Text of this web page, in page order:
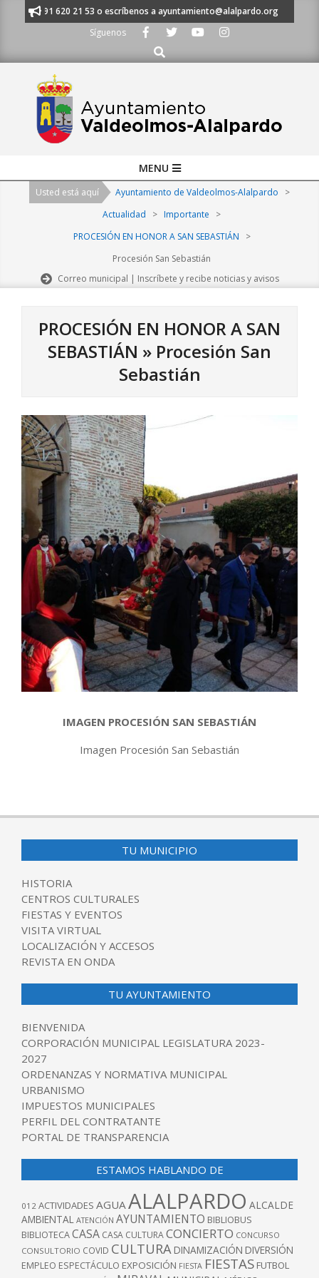
al 91 620 21 53 o escríbenos a ayuntamiento@alalpardo.org
Síguenos
Buscar
Navigation
MENU
Usted está aquí Ayuntamiento de Valdeolmos-Alalpardo
>
Actualidad
> Importante
>
PROCESIÓN EN HONOR A SAN SEBASTIÁN
>
Procesión San Sebastián
Correo municipal | Inscríbete y recibe noticias y avisos
PROCESIÓN EN HONOR A SAN
SEBASTIÁN » Procesión San
Sebastián
IMAGEN PROCESIÓN SAN SEBASTIÁN
Imagen Procesión San Sebastián
01-
TU MUNICIPIO
HISTORIA
CENTROS CULTURALES
FIESTAS Y EVENTOS
VISITA VIRTUAL
LOCALIZACIÓN Y ACCESOS
REVISTA EN ONDA
TU AYUNTAMIENTO
BIENVENIDA
CORPORACIÓN MUNICIPAL LEGISLATURA 2023-
2027
ORDENANZAS Y NORMATIVA MUNICIPAL
URBANISMO
IMPUESTOS MUNICIPALES
PERFIL DEL CONTRATANTE
PORTAL DE TRANSPARENCIA
ESTAMOS HABLANDO DE
012 ACTIVIDADES AGUAALALPARDO ALCALDE
AMBIENTAL ATENCIÓN AYUNTAMIENTO BIBLIOBUS
BIBLIOTECACASA CASA CULTURACONCIERTO CONCURSO
CONSULTORIO COVID CULTURA DINAMIZACIÓN DIVERSIÓN
EMPLEO ESPECTÁCULO EXPOSICIÓN FIESTA FIESTAS FUTBOL